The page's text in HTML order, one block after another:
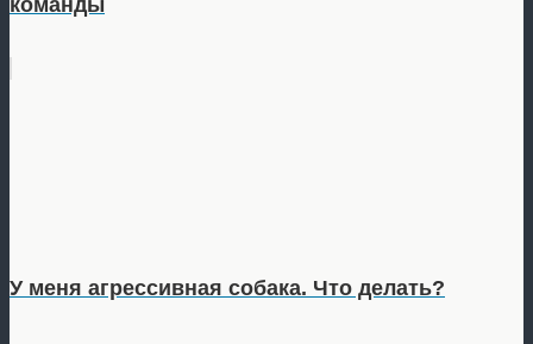
команды
У меня агрессивная собака. Что делать?